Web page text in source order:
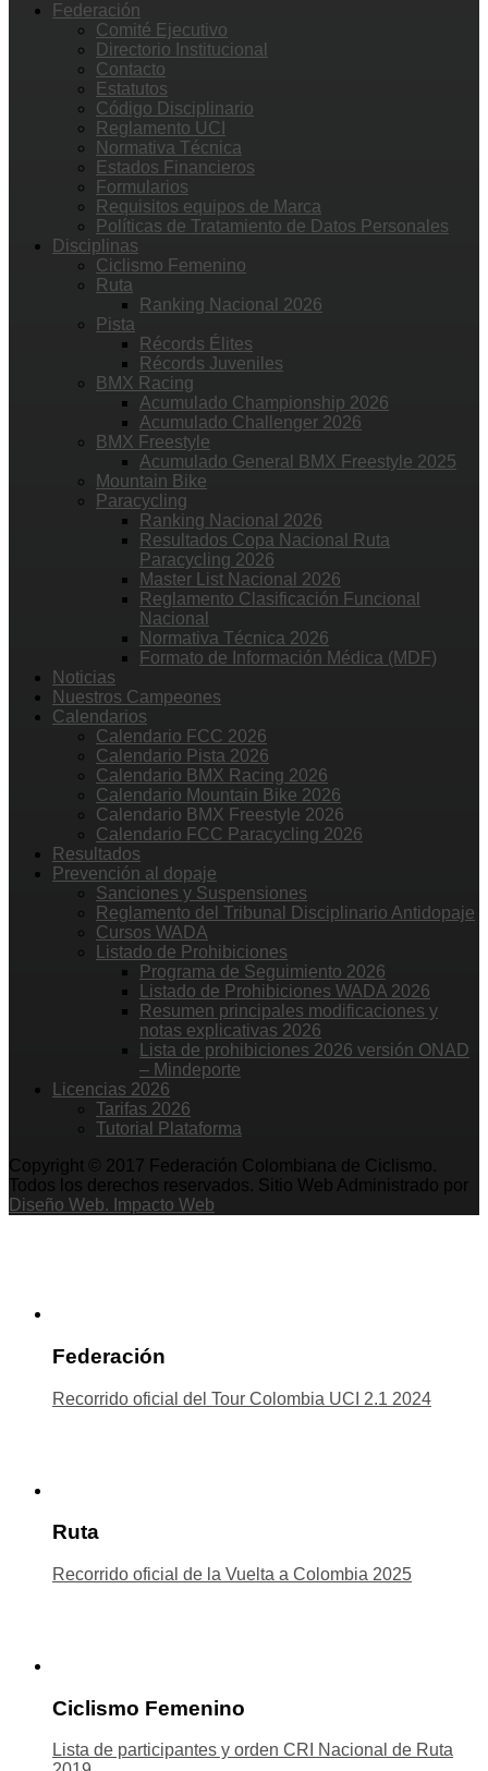
Federación
Comité Ejecutivo
Directorio Institucional
Contacto
Estatutos
Código Disciplinario
Reglamento UCI
Normativa Técnica
Estados Financieros
Formularios
Requisitos equipos de Marca
Políticas de Tratamiento de Datos Personales
Disciplinas
Ciclismo Femenino
Ruta
Ranking Nacional 2026
Pista
Récords Élites
Récords Juveniles
BMX Racing
Acumulado Championship 2026
Acumulado Challenger 2026
BMX Freestyle
Acumulado General BMX Freestyle 2025
Mountain Bike
Paracycling
Ranking Nacional 2026
Resultados Copa Nacional Ruta
Paracycling 2026
Master List Nacional 2026
Reglamento Clasificación Funcional
Nacional
Normativa Técnica 2026
Formato de Información Médica (MDF)
Noticias
Nuestros Campeones
Calendarios
Calendario FCC 2026
Calendario Pista 2026
Calendario BMX Racing 2026
Calendario Mountain Bike 2026
Calendario BMX Freestyle 2026
Calendario FCC Paracycling 2026
Resultados
Prevención al dopaje
Sanciones y Suspensiones
Reglamento del Tribunal Disciplinario Antidopaje
Cursos WADA
Listado de Prohibiciones
Programa de Seguimiento 2026
Listado de Prohibiciones WADA 2026
Resumen principales modificaciones y
notas explicativas 2026
Lista de prohibiciones 2026 versión ONAD
– Mindeporte
Licencias 2026
Tarifas 2026
Tutorial Plataforma
Copyright © 2017 Federación Colombiana de Ciclismo.
Todos los derechos reservados. Sitio Web Administrado por
Diseño Web. Impacto Web
Federación
Recorrido oficial del Tour Colombia UCI 2.1 2024
Ruta
Recorrido oficial de la Vuelta a Colombia 2025
Ciclismo Femenino
Lista de participantes y orden CRI Nacional de Ruta